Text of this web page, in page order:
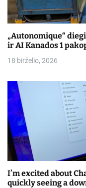
„Autonomique“
ir AI Kanados 1
18 birželio, 2026
I’m excited about
quickly seeing a